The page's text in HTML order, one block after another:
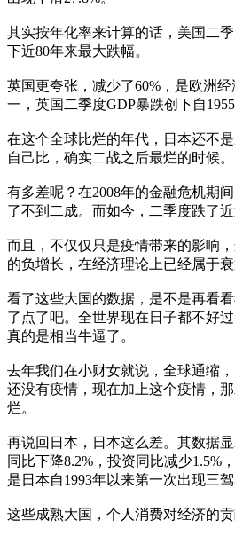
其实按年化率来计算的话，美国二
下近80年来最大跌幅。
英国更夸张，减少了60%，是欧洲
一，英国二季度GDP暴跌创下自
在这个全球比烂的年代，日本还不
自己比，确实二战之后最烂的时候。
有多差呢？在2008年的金融危机期
了不到二成。而如今，二季度跌了近
而且，不仅仅只是疫情带来的影响
的负增长，在经济理论上已经属于衰
看了这些大国的数据，是不是再看
了点了吧。全世界现在日子都不好
真的是相当牛逼了。
去年我们在小财女就说，全球通缩
还没有疫情，现在加上这个疫情，
烂。
再说回日本，日本这么差。其数据
同比下降8.2%，投资同比减少1.5%
是日本自1993年以来第一次出现三
这些成熟大国，个人消费对经济的